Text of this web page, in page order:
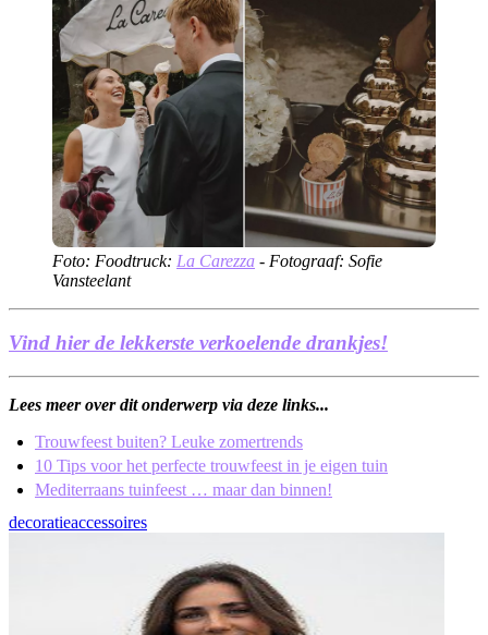
Foto: Foodtruck: La Carezza - Fotograaf: Sofie
Vansteelant
Vind hier de lekkerste verkoelende drankjes!
Lees meer over dit onderwerp via deze links...
Trouwfeest buiten? Leuke zomertrends
10 Tips voor het perfecte trouwfeest in je eigen tuin
Mediterraans tuinfeest … maar dan binnen!
decoratieaccessoires